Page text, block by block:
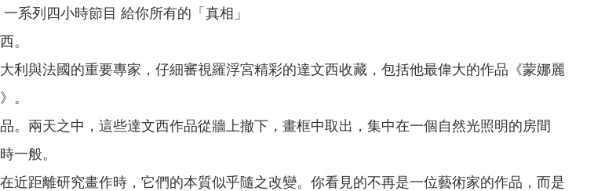
系列四小時節目 給你所有的「真相」
。
利與法國的重要專家，仔細審視羅浮宮精彩的達文西收藏，包括他最偉大的作品《蒙娜麗
。
。兩天之中，這些達文西作品從牆上撤下，畫框中取出，集中在一個自然光照明的房間
一般。
近距離研究畫作時，它們的本質似乎隨之改變。你看見的不再是一位藝術家的作品，而是